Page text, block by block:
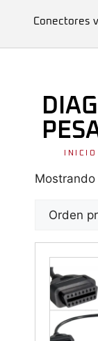
Conectores
INICIO